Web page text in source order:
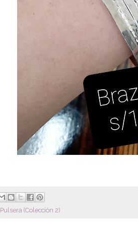
Pulsera (Colección 2)